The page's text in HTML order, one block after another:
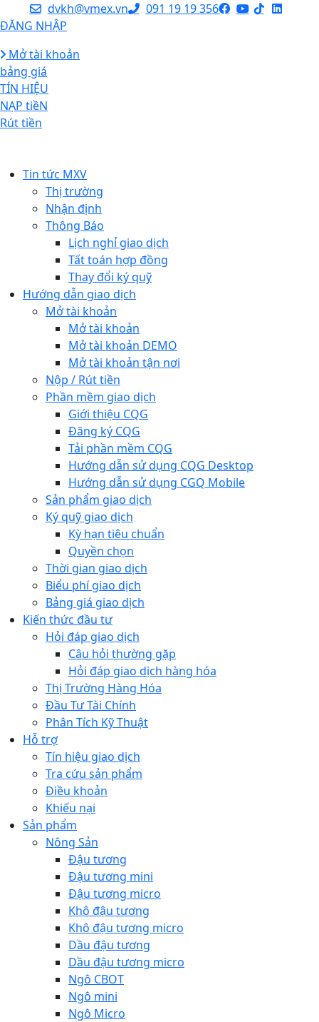
dvkh@vmex.vn
091 19 19 356
ĐĂNG NHẬP
Mở tài khoản
bảng giá
TÍN HIỆU
NẠP tiềN
Rút tiền
Tin tức MXV
Thị trường
Nhận định
Thông Báo
Lịch nghỉ giao dịch
Tất toán hợp đồng
Thay đổi ký quỹ
Hướng dẫn giao dịch
Mở tài khoản
Mở tài khoản
Mở tài khoản DEMO
Mở tài khoản tận nơi
Nộp / Rút tiền
Phần mềm giao dịch
Giới thiệu CQG
Đăng ký CQG
Tải phần mềm CQG
Hướng dẫn sử dụng CQG Desktop
Hướng dẫn sử dụng CGQ Mobile
Sản phẩm giao dịch
Ký quỹ giao dịch
Kỳ hạn tiêu chuẩn
Quyền chọn
Thời gian giao dịch
Biểu phí giao dịch
Bảng giá giao dịch
Kiến thức đầu tư
Hỏi đáp giao dịch
Câu hỏi thường gặp
Hỏi đáp giao dịch hàng hóa
Thị Trường Hàng Hóa
Đầu Tư Tài Chính
Phân Tích Kỹ Thuật
Hỗ trợ
Tín hiệu giao dịch
Tra cứu sản phẩm
Điều khoản
Khiếu nại
Sản phẩm
Nông Sản
Đậu tương
Đậu tương mini
Đậu tương micro
Khô đậu tương
Khô đậu tương micro
Dầu đậu tương
Dầu đậu tương micro
Ngô CBOT
Ngô mini
Ngô Micro